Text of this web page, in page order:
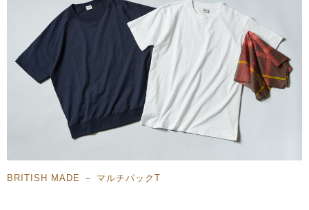
BRITISH MADE － マルチパックT